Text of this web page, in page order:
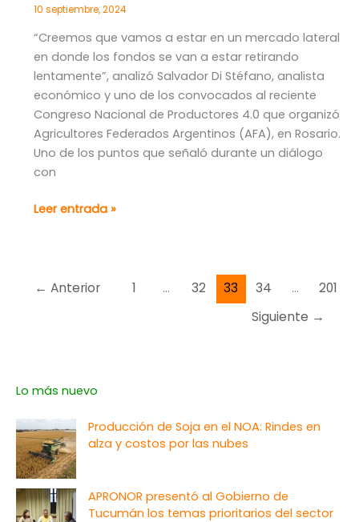
más
en
tres
años
10 septiembre, 2024
“Creemos que vamos a estar en un mercado lateral
en donde los fondos se van a estar retirando
lentamente”, analizó Salvador Di Stéfano, analista
económico y uno de los convocados al reciente
Congreso Nacional de Productores 4.0 que organizó
Agricultores Federados Argentinos (AFA), en Rosario.
Uno de los puntos que señaló durante un diálogo
con
Salvador
ya
las
retenciones”
Leer entrada »
← Anterior 1 … 32 33 34 …
201
Siguiente →
Lo más nuevo
Producción de Soja en el NOA: Rindes en
alza y costos por las nubes
APRONOR presentó al Gobierno de
Tucumán los temas prioritarios del sector